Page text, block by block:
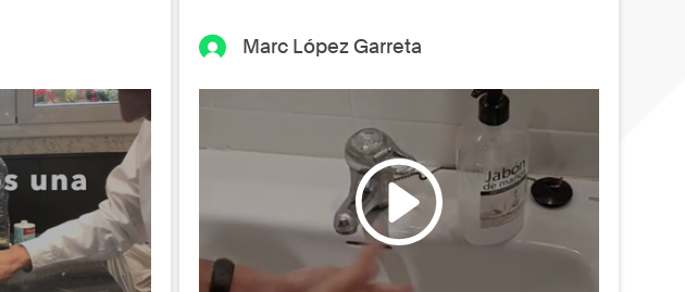
Marc López Garreta